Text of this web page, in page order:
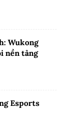
Wukong
nền tảng
Esports